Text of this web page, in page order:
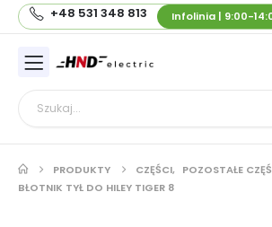
+48 531 348 813 Infolinia | 9:00-
PRODUKTY CZĘŚCI, POZOSTAŁE
BŁOTNIK TYŁ DO HILEY TIGER 8